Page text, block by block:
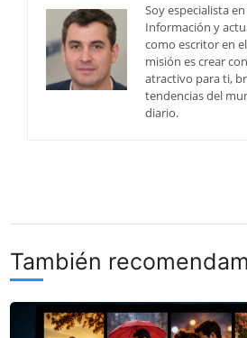
Soy especialista
Información y
como escritor en
misión es crear
atractivo para ti,
tendencias del
diario.
También